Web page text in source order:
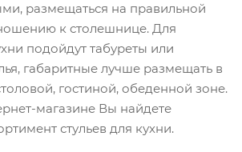
размещаться на правильной
к столешнице. Для
подойдут табуреты или
габаритные лучше размещать в
гостиной, обеденной зоне.
магазине Вы найдете
стульев для кухни.